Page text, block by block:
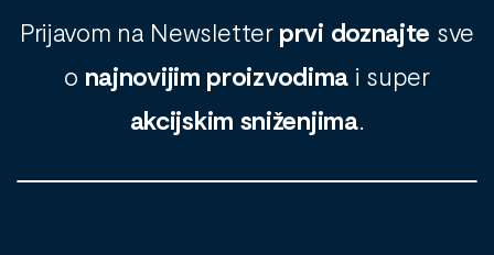
Prijavom na Newsletter prvi doznajte sve
o najnovijim proizvodima i super
akcijskim sniženjima.